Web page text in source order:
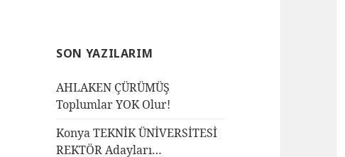
SON YAZILARIM
AHLAKEN ÇÜRÜMÜŞ
Toplumlar YOK Olur!
Konya TEKNİK ÜNİVERSİTESİ
REKTÖR Adayları…